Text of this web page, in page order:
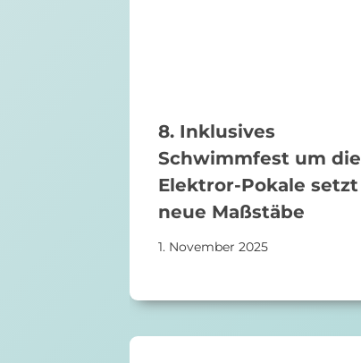
8. Inklusives
Schwimmfest um die
Elektror-Pokale setzt
neue Maßstäbe
1. November 2025